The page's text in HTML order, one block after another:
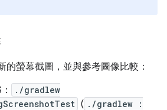
的螢幕截圖，並與參考圖像比較：
./gradlew
( ./gradlew :